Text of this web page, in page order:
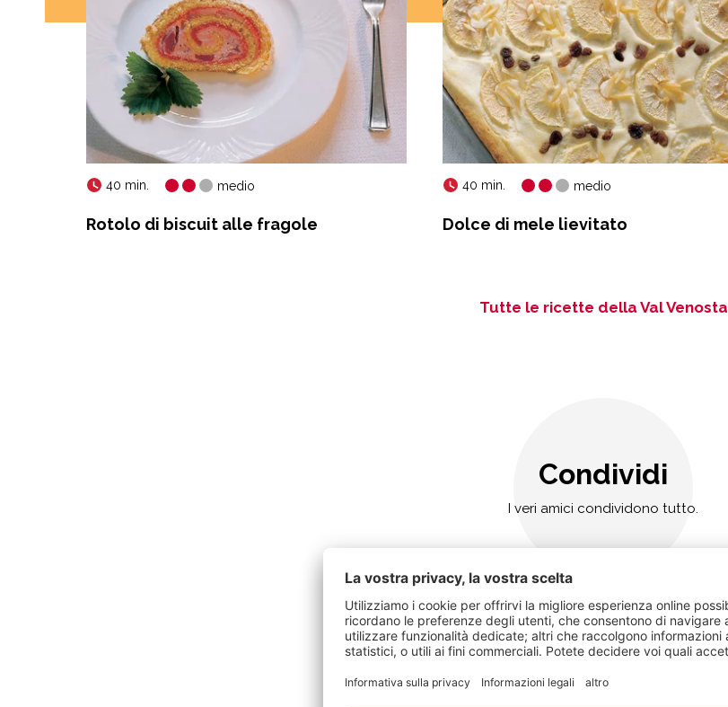
40 min. medio
Rotolo di biscuit alle fragole
40 min. medio
Dolce di mele lievitato
Tutte le ricette della Val Venosta
Condividi
I veri amici condividono tutto.